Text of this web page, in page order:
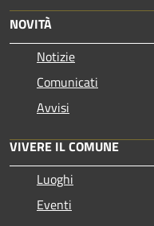
NOVITÀ
Notizie
Comunicati
Avvisi
VIVERE IL COMUNE
Luoghi
Eventi